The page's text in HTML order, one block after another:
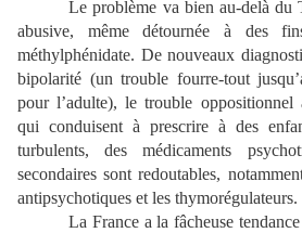
Le problème va bien au-delà
abusive, même détournée à des
méthylphénidate. De nouveaux
bipolarité (un trouble fourre-tout
pour l’adulte), le trouble oppositionnel
qui conduisent à prescrire à des
turbulents, des médicaments
secondaires sont redoutables,
antipsychotiques et les thymorégulateurs.
La France a la fâcheuse